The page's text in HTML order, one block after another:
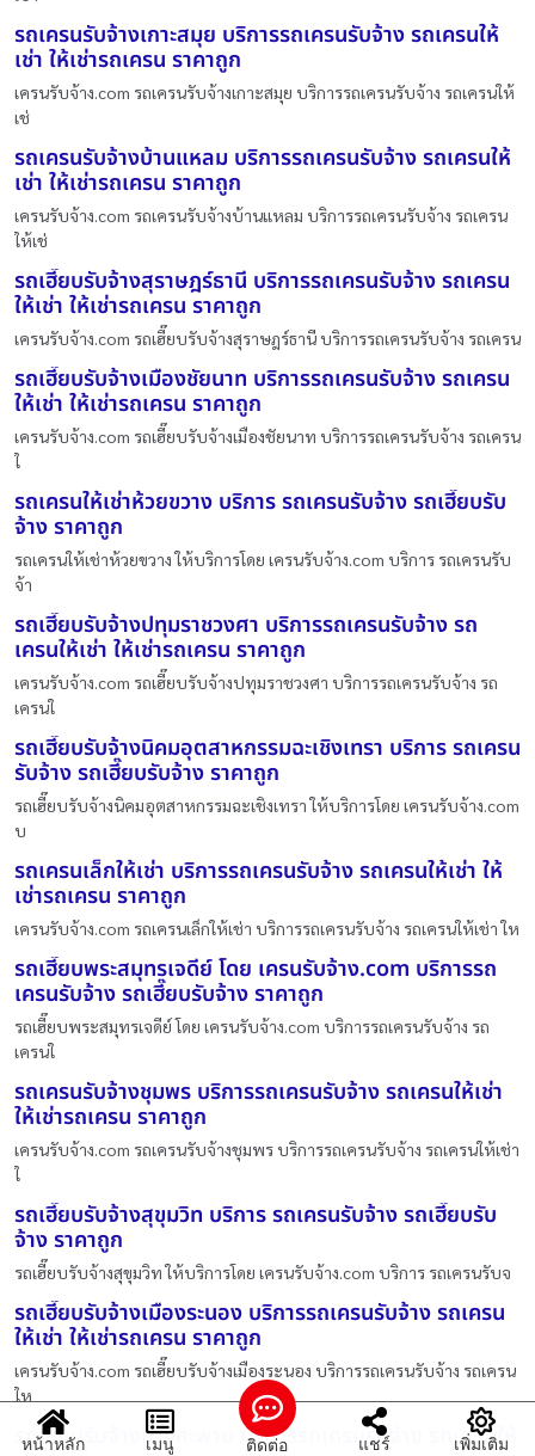
รถเครนรับจ้างเกาะสมุย บริการรถเครนรับจ้าง รถเครนให้
เช่า ให้เช่ารถเครน ราคาถูก
เครนรับจ้าง.com รถเครนรับจ้างเกาะสมุย บริการรถเครนรับจ้าง รถเครนให้
เช่
รถเครนรับจ้างบ้านแหลม บริการรถเครนรับจ้าง รถเครนให้
เช่า ให้เช่ารถเครน ราคาถูก
เครนรับจ้าง.com รถเครนรับจ้างบ้านแหลม บริการรถเครนรับจ้าง รถเครน
ให้เช่
รถเฮี๊ยบรับจ้างสุราษฎร์ธานี บริการรถเครนรับจ้าง รถเครน
ให้เช่า ให้เช่ารถเครน ราคาถูก
เครนรับจ้าง.com รถเฮี๊ยบรับจ้างสุราษฎร์ธานี บริการรถเครนรับจ้าง รถเครน
รถเฮี๊ยบรับจ้างเมืองชัยนาท บริการรถเครนรับจ้าง รถเครน
ให้เช่า ให้เช่ารถเครน ราคาถูก
เครนรับจ้าง.com รถเฮี๊ยบรับจ้างเมืองชัยนาท บริการรถเครนรับจ้าง รถเครน
ใ
รถเครนให้เช่าห้วยขวาง บริการ รถเครนรับจ้าง รถเฮี๊ยบรับ
จ้าง ราคาถูก
รถเครนให้เช่าห้วยขวาง ให้บริการโดย เครนรับจ้าง.com บริการ รถเครนรับ
จ้า
รถเฮี๊ยบรับจ้างปทุมราชวงศา บริการรถเครนรับจ้าง รถ
เครนให้เช่า ให้เช่ารถเครน ราคาถูก
เครนรับจ้าง.com รถเฮี๊ยบรับจ้างปทุมราชวงศา บริการรถเครนรับจ้าง รถ
เครนใ
รถเฮี๊ยบรับจ้างนิคมอุตสาหกรรมฉะเชิงเทรา บริการ รถเครน
รับจ้าง รถเฮี๊ยบรับจ้าง ราคาถูก
รถเฮี๊ยบรับจ้างนิคมอุตสาหกรรมฉะเชิงเทรา ให้บริการโดย เครนรับจ้าง.com
บ
รถเครนเล็กให้เช่า บริการรถเครนรับจ้าง รถเครนให้เช่า ให้
เช่ารถเครน ราคาถูก
เครนรับจ้าง.com รถเครนเล็กให้เช่า บริการรถเครนรับจ้าง รถเครนให้เช่า ให
รถเฮี๊ยบพระสมุทรเจดีย์ โดย เครนรับจ้าง.com บริการรถ
เครนรับจ้าง รถเฮี๊ยบรับจ้าง ราคาถูก
รถเฮี๊ยบพระสมุทรเจดีย์ โดย เครนรับจ้าง.com บริการรถเครนรับจ้าง รถ
เครนใ
รถเครนรับจ้างชุมพร บริการรถเครนรับจ้าง รถเครนให้เช่า
ให้เช่ารถเครน ราคาถูก
เครนรับจ้าง.com รถเครนรับจ้างชุมพร บริการรถเครนรับจ้าง รถเครนให้เช่า
ใ
รถเฮี๊ยบรับจ้างสุขุมวิท บริการ รถเครนรับจ้าง รถเฮี๊ยบรับ
จ้าง ราคาถูก
รถเฮี๊ยบรับจ้างสุขุมวิท ให้บริการโดย เครนรับจ้าง.com บริการ รถเครนรับจ
รถเฮี๊ยบรับจ้างเมืองระนอง บริการรถเครนรับจ้าง รถเครน
ให้เช่า ให้เช่ารถเครน ราคาถูก
เครนรับจ้าง.com รถเฮี๊ยบรับจ้างเมืองระนอง บริการรถเครนรับจ้าง รถเครน
ให
รถเฮี๊ยบรับจ้างบางสะพาน บริการรถเครนรับจ้าง รถเครนให้
หน้าหลัก เมนู ติดต่อ แชร์ เพิ่มเติม